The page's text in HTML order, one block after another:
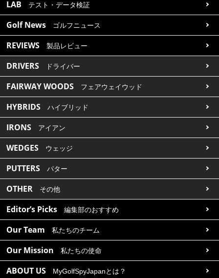
LAB テスト・データ検証
Golf News ゴルフニュース
REVIEWS 製品レビュー
DRIVERS ドライバー
FAIRWAY WOODS フェアウェイウッド
HYBRIDS ハイブリッド
IRONS アイアン
WEDGES ウェッジ
PUTTERS パター
OTHER その他
Editor’s Picks 編集部のおすすめ
Our Team 私たちのチーム
Our Mission 私たちの使命
ABOUT US MyGolfSpyJapanとは？